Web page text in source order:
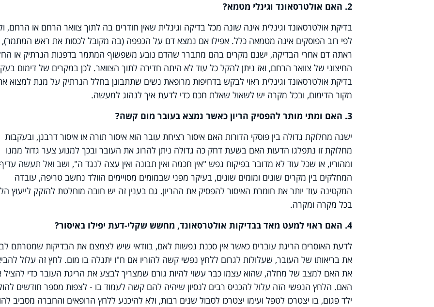
2. האם אולטרסאונד וגינלי מטמא?
בדיקת אולטרסאונד וגינלית אינה שונה מכל בדיקה וגינלית שאין חודרים בה לתוך צוואר הרחם או הרחם,
לפי רוב הפוסקים אינה מטמאה כלל. אפילו אם נמצא דם על הכפפה (בה מקובל לכסות את ראש המתמר),
ראתה דם אחרי הבדיקה, ישנם מקרים בהם מתברר שהדם נובע משפשוף המתמר בדפנות הנרתיק או
החיצוני של צוואר הרחם, ואז ניתן להקל כל עוד לא היתה חדירה לתוך הצוואר. לכן במקרים של דימום
בדיקת אולטרסאונד וגינלית ראוי לבקש בדחיפות מרופאת נשים שתתבונן בחלל הנרתיק על מנת למצוא
מקור הדימום, ובכל מקרה יש לשאול שאלת חכם כדי לדעת איך לנהוג למעשה.
3. האם ומתי מותר להפסיק הריון כאשר נמצא בעובר מום קשה?
ישנה מחלוקת גדולה בין פוסקי הדורות האם איסור רציחת עובר הוא איסור תורה או איסור דרבנן, ובעקבות
מחלוקת זו נתפלגו הדעות האם בשעת דחק כה גדולה ניתן להרוג את העובר ובכך למנוע צער גדול ממנו
ומהוריו, או שכל עוד לא מדובר בפיקוח נפש "אין חכמה ואין תבונה ואין עצה לנגד ה", ושב ואל תעשה
המחלקים בין מקרים שונים ומומים שונים, בעיקר מפני שבמומים מסויימים הוולד נחשב טריפה, עובדה
המקטינה עוד יותר את חומרת האיסור להפסיק את ההריון. גם בענין זה יש חובה מוחלטת להזקק לייעוץ
בכל מקרה ומקרה.
4. האם ראוי למעט מאד בבדיקות אולטרסאונד, מחשש שקלי-דעת יפילו באיסור?
לדעת האוסרים הריגת עוברים כאשר אין סכנת נפשות לאם, בוודאי שיש לצמצם את הבדיקות שמטרתם
את בריאותו של העובר, שעלולות לגרום ללחץ נפשי קשה להוריו אם ח"ו יתגלה בו מום. לחץ זה עלול
את האם למצב של מחלה, שהוא עצמו כבר עשוי להיות גורם שמצריך לבצע את הריגת העובר כדי להציל
האם. הלחץ הנפשי הזה עלול להכניס רבים לנסיון שיהיה להם קשה לעמוד בו - לצפות מספר חודשים
ילד פגום, בו יצטרכו לטפל ועימו יצטרכו לסבול שנים רבות, ולא להיכנע ללחץ הרופאים והחברה מסביב